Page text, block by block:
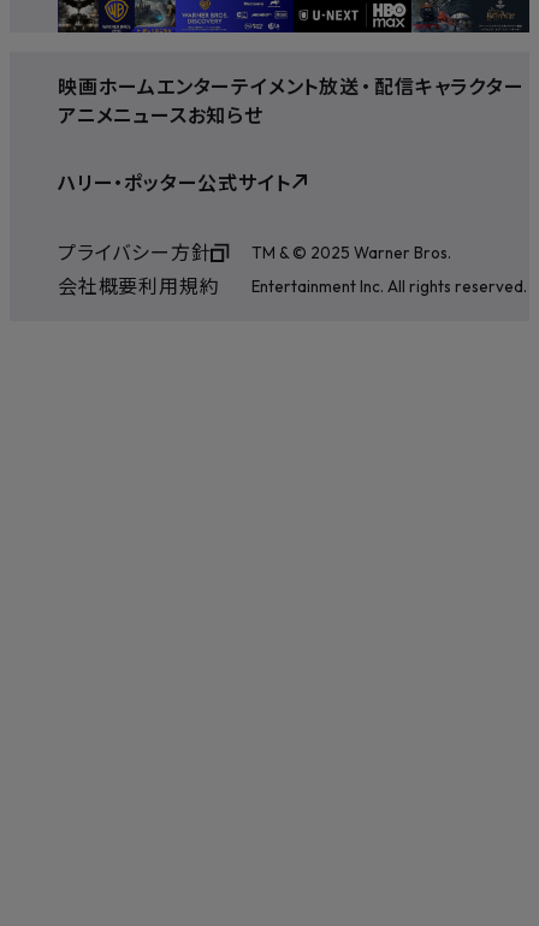
映画ホームエンターテイメント放送・ 配信キャラクター
アニメニュースお知らせ
ハリー・ポッター公式サイト
プライバシー方針
会社概要利用規約
TM & © 2025 Warner Bros.
Entertainment Inc. All rights reserved.